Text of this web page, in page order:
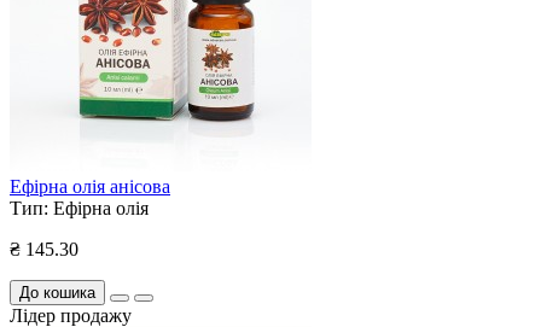
Ефірна олія анісова
Тип: Ефірна олія
₴ 145.30
До кошика
Лідер продажу